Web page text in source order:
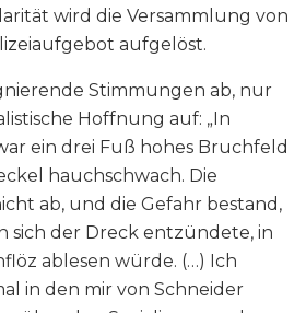
wird die Versammlung von
aufgelöst.
Stimmungen ab, nur
Hoffnung auf: „In
ein drei Fuß hohes Bruchfeld
hauchschwach. Die
ab, und die Gefahr bestand,
sich der Dreck entzündete, in
ablesen würde. (…) Ich
in den mir von Schneider